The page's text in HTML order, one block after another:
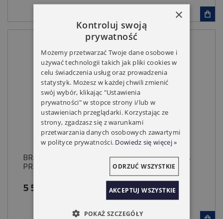
BRAMA PRZEMYSŁOWA SREBRNA 9006 SEKCJA
PRZESZKLONA
5 580,00 zł
×
Kontroluj swoją
prywatność
Możemy przetwarzać Twoje dane osobowe i
używać technologii takich jak pliki cookies w
celu świadczenia usług oraz prowadzenia
statystyk. Możesz w każdej chwili zmienić
swój wybór, klikając "Ustawienia
prywatności" w stopce strony i/lub w
ustawieniach przeglądarki. Korzystając ze
strony, zgadzasz się z warunkami
przetwarzania danych osobowych zawartymi
w polityce prywatności. Dowiedz się więcej »
AKCEPTUJ WSZYSTKIE
ODRZUĆ WSZYSTKIE
POKAŻ SZCZEGÓŁY